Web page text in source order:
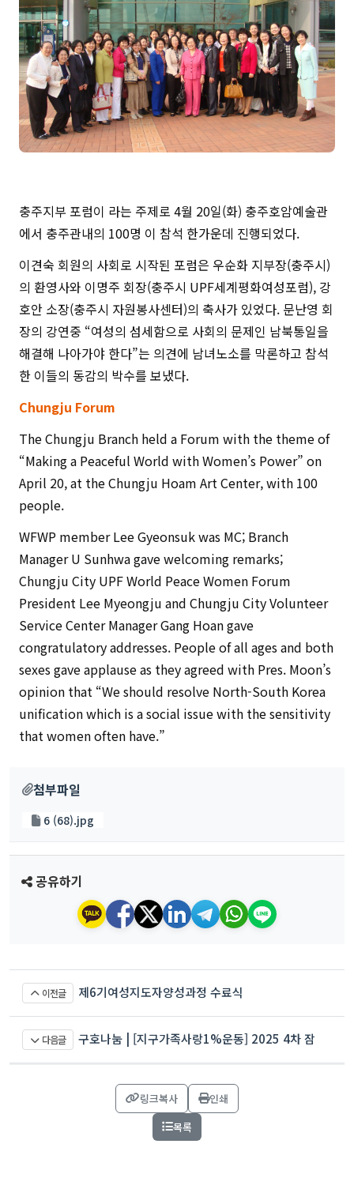
충주지부 포럼이 라는 주제로 4월 20일(화) 충주호암예술관
에서 충주관내의 100명 이 참석 한가운데 진행되었다.
이견숙 회원의 사회로 시작된 포럼은 우순화 지부장(충주시)
의 환영사와 이명주 회장(충주시 UPF세계평화여성포럼), 강
호안 소장(충주시 자원봉사센터)의 축사가 있었다. 문난영 회
장의 강연중 “여성의 섬세함으로 사회의 문제인 남북통일을
해결해 나아가야 한다”는 의견에 남녀노소를 막론하고 참석
한 이들의 동감의 박수를 보냈다.
Chungju Forum
The Chungju Branch held a Forum with the theme of
“Making a Peaceful World with Women’s Power” on
April 20, at the Chungju Hoam Art Center, with 100
people.
WFWP member Lee Gyeonsuk was MC; Branch
Manager U Sunhwa gave welcoming remarks;
Chungju City UPF World Peace Women Forum
President Lee Myeongju and Chungju City Volunteer
Service Center Manager Gang Hoan gave
congratulatory addresses. People of all ages and both
sexes gave applause as they agreed with Pres. Moon’s
opinion that “We should resolve North-South Korea
unification which is a social issue with the sensitivity
that women often have.”
첨부파일
6 (68).jpg
공유하기
이전글 제6기여성지도자양성과정 수료식
다음글
구호나눔 | [지구가족사랑1%운동] 2025 4차 잠
비아 지원 프로젝트
링크복사
인쇄
목록